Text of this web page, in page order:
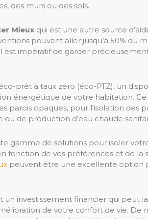
des murs ou des sols.
Mieux qui est une autre source
pouvant aller jusqu’à 50% du
est impératif de garder
prêt à taux zéro (éco-PTZ), un
énergétique de votre habitation.
parois opaques, pour l’isolation des
ou de production d’eau chaude
gamme de solutions pour isoler
fonction de vos préférences et de
peuvent être une excellente option
un investissement financier qui peut
de votre confort de vie. De